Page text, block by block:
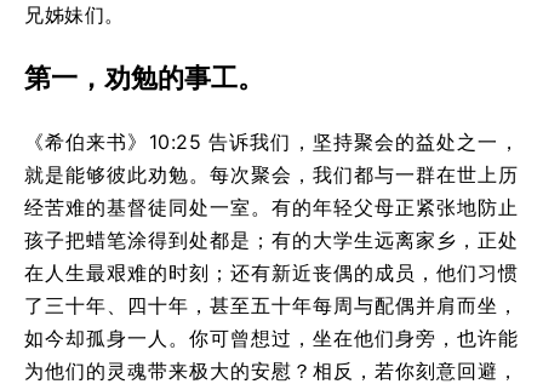
兄姊妹们。
第一，劝勉的事工。
《希伯来书》10:25 告诉我们，坚持聚会的益处之一，
就是能够彼此劝勉。每次聚会，我们都与一群在世上历
经苦难的基督徒同处一室。有的年轻父母正紧张地防止
孩子把蜡笔涂得到处都是；有的大学生远离家乡，正处
在人生最艰难的时刻；还有新近丧偶的成员，他们习惯
了三十年、四十年，甚至五十年每周与配偶并肩而坐，
如今却孤身一人。你可曾想过，坐在他们身旁，也许能
为他们的灵魂带来极大的安慰？相反，若你刻意回避，